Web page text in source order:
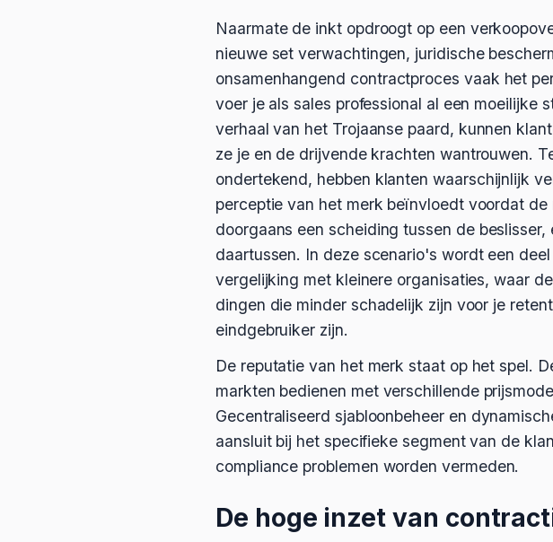
Naarmate de inkt opdroogt op een
nieuwe set verwachtingen, juridische
onsamenhangend contractproces vaak het
voer je als sales professional al een moeilijke
verhaal van het Trojaanse paard, kunnen
ze je en de drijvende krachten wantrouwen.
ondertekend, hebben klanten waarschijnlijk
perceptie van het merk beïnvloedt voordat
doorgaans een scheiding tussen de
daartussen. In deze scenario's wordt een
vergelijking met kleinere organisaties, waar
dingen die minder schadelijk zijn voor je
eindgebruiker zijn.
De reputatie van het merk staat op het spel.
markten bedienen met verschillende
Gecentraliseerd sjabloonbeheer en
aansluit bij het specifieke segment van de
compliance problemen worden vermeden.
De hoge inzet van